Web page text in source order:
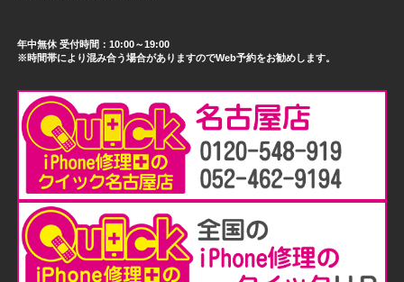
年中無休 受付時間：10:00～19:00
※時間帯により混み合う場合がありますのでWeb予約をお勧めします。